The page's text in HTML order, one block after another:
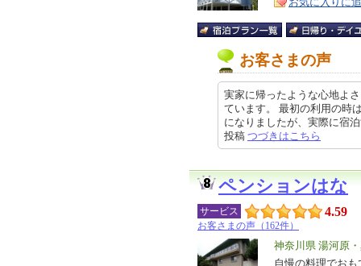
お客さまの声
実家に帰ったような心地よ
ています。 最初の利用の時
になりましたが、実際に宿
投稿 つづきはこちら
ペンションはな
サービス 4.59
お客さまの声（162件）
エ
リ
神奈川県 湯河原
自慢の料理でお